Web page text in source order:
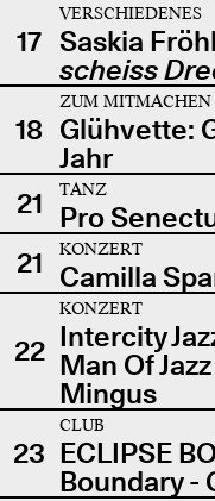
17
VERSCHIEDENES
Saskia
scheiss
18
ZUM MITMACHEN
Glühvette:
Jahr
21
TANZ
Pro
21
KONZERT
Camilla
22
KONZERT
Intercity
Man Of
Mingus
23
CLUB
ECLIPSE
Boundary -